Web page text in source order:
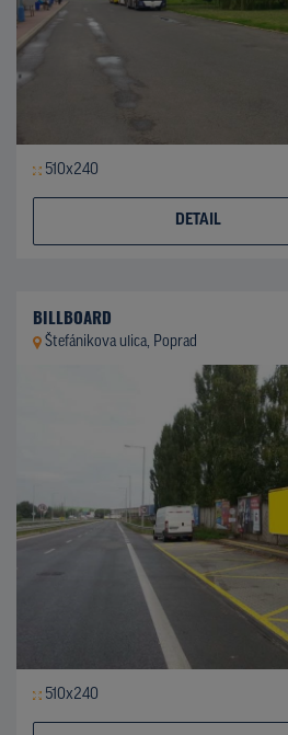
510x240
DETAIL
BILLBOARD
Štefánikova ulica, Poprad
510x240